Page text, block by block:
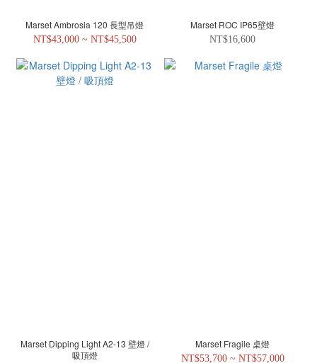
Marset Ambrosia 120 長型吊燈
NT$43,000 ~ NT$45,500
Marset ROC IP65壁燈
NT$16,600
Marset Dipping Light A2-13 壁燈 /
吸頂燈
Marset Fragile 桌燈
NT$53,700 ~ NT$57,000